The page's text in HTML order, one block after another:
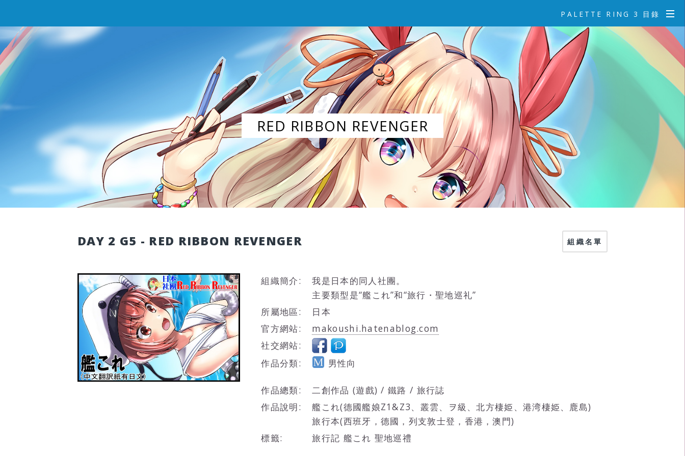
PALETTE RING 3 目錄
RED RIBBON REVENGER
DAY 2 G5 - RED RIBBON REVENGER 組織名單
組織簡介:
我是日本的同人社團。
主要類型是“艦これ”和“旅行・聖地巡礼”
所屬地區:
日本
官方網站:
makoushi.hatenablog.com
社交網站:
作品分類:
男性向
作品總類:
二創作品 (遊戲) / 鐵路 / 旅行誌
作品說明:
艦これ(德國艦娘Z1&Z3、叢雲、ヲ級、北方棲姫、港湾棲姫、鹿島)
旅行本(西班牙，德國，列支敦士登，香港，澳門)
標籤:
旅行記 艦これ 聖地巡禮